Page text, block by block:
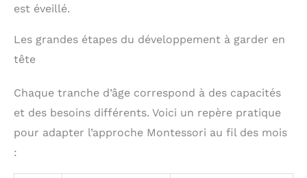
est éveillé.
Les grandes étapes du développement à garder en
tête
Chaque tranche d’âge correspond à des capacités
et des besoins différents. Voici un repère pratique
pour adapter l’approche Montessori au fil des mois
: